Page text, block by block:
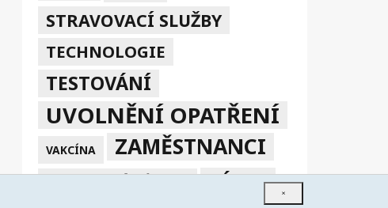
STRAVOVACÍ SLUŽBY
TECHNOLOGIE
TESTOVÁNÍ
UVOLNĚNÍ OPATŘENÍ
VAKCÍNA ZAMĚSTNANCI
ZÁKAZ
×